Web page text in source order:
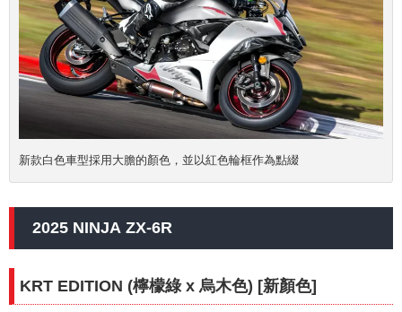
新款白色車型採用大膽的顏色，並以紅色輪框作為點綴
2025 NINJA ZX-6R
KRT EDITION (檸檬綠 x 烏木色) [新顏色]